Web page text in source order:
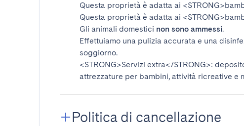
Questa proprietà è adatta ai
Questa proprietà è adatta ai
Gli animali domestici non sono ammessi.
Effettuiamo una pulizia accurata e una
soggiorno.
<STRONG>Servizi extra</STRONG>:
attrezzature per bambini, attività ricreative e
Politica di cancellazione